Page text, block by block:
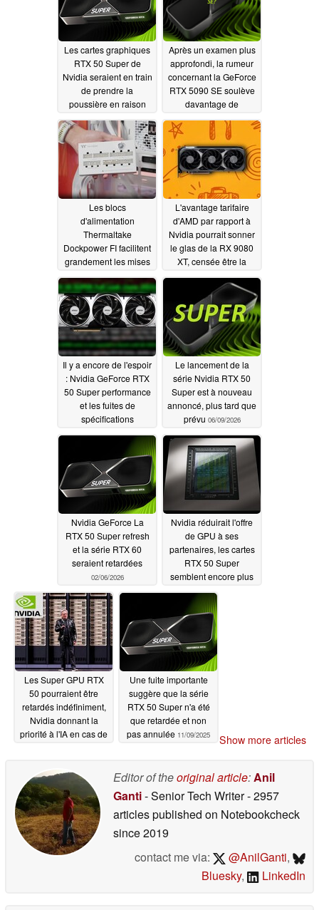
Les cartes graphiques
RTX 50 Super de
Nvidia seraient en train
de prendre la
poussière en raison
la mémoire.07/18/2026
Après un examen plus
approfondi, la rumeur
concernant la GeForce
RTX 5090 SE soulève
davantage de
n'apporte de réponses
07/11/2026
Les blocs
d'alimentation
Thermaltake
Dockpower FI facilitent
grandement les mises
des câbles07/09/2026
L'avantage tarifaire
d'AMD par rapport à
Nvidia pourrait sonner
le glas de la RX 9080
XT, censée être la
Super de Team Red
06/17/2026
Il y a encore de l'espoir
: Nvidia GeForce RTX
50 Super performance
et les fuites de
spécifications
prix/performance
06/11/2026
Le lancement de la
série Nvidia RTX 50
Super est à nouveau
annoncé, plus tard que
prévu 06/09/2026
Nvidia GeForce La
RTX 50 Super refresh
et la série RTX 60
seraient retardées
02/06/2026
Nvidia réduirait l'offre
de GPU à ses
partenaires, les cartes
RTX 50 Super
semblent encore plus
Les Super GPU RTX
50 pourraient être
retardés indéfiniment,
Nvidia donnant la
priorité à l'IA en cas de
Une fuite importante
suggère que la série
RTX 50 Super n'a été
que retardée et non
pas annulée 11/09/2025 Show more articles
Editor of theoriginal article:Anil
Ganti- Senior Tech Writer- 2957
articles published on Notebookcheck
since 2019
contact me via:
@AnilGanti,
Bluesky, LinkedIn